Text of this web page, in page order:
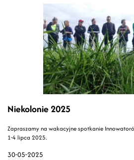
30-05-2025
Niekolonie 2025
Zapraszamy na wakacyjne spotkanie
1-4 lipca 2025.